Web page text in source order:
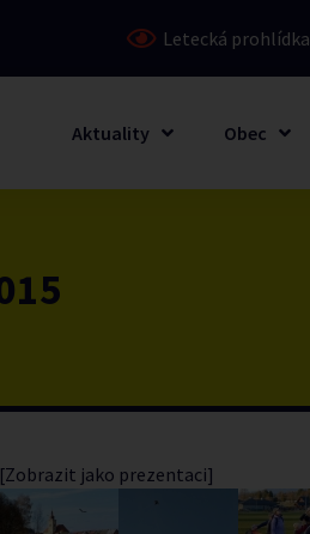
Letecká prohlídka
Aktuality Obec
[Zobrazit jako prezentaci]